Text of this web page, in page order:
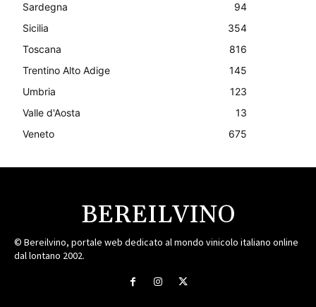
Sardegna
94
Sicilia
354
Toscana
816
Trentino Alto Adige
145
Umbria
123
Valle d'Aosta
13
Veneto
675
BEREILVINO
© Bereilvino, portale web dedicato al mondo vinicolo italiano online
dal lontano 2002.